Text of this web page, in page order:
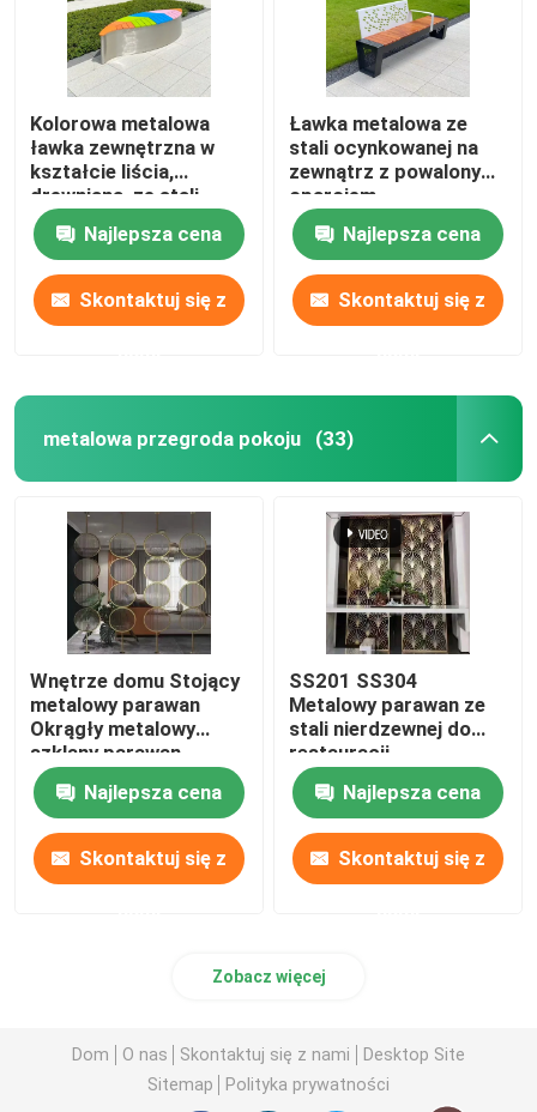
Kolorowa metalowa
ławka zewnętrzna w
kształcie liścia,
drewniana, ze stali
nierdzewnej
Najlepsza cena
Skontaktuj się z
Ławka metalowa ze
stali ocynkowanej na
zewnątrz z powalonym
oparciem
Najlepsza cena
Skontaktuj się z
metalowa przegroda pokoju (33)
Wnętrze domu Stojący
metalowy parawan
Okrągły metalowy
szklany parawan
Najlepsza cena
Skontaktuj się z
SS201 SS304
Metalowy parawan ze
stali nierdzewnej do
restauracji
Najlepsza cena
Skontaktuj się z
Zobacz więcej
Dom O nas Skontaktuj się z nami
Desktop Site
Sitemap
Polityka prywatności